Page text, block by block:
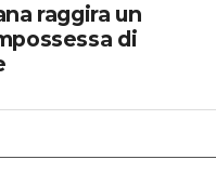
raggira un
di